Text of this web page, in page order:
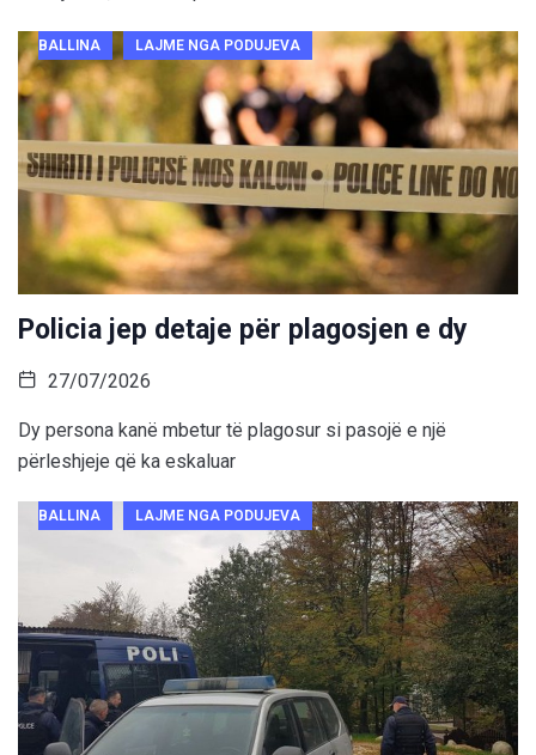
BALLINA LAJME NGA PODUJEVA
Policia jep detaje për plagosjen e dy
27/07/2026
Dy persona kanë mbetur të plagosur si pasojë e një
përleshjeje që ka eskaluar
BALLINA LAJME NGA PODUJEVA